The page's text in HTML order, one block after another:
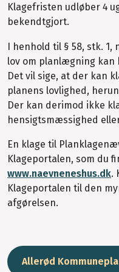
Klagefristen udløber 4
bekendtgjort.
I henhold til § 58, stk. 1,
lov om planlægning kan
Det vil sige, at der kan
planens lovlighed,
Der kan derimod ikke
hensigtsmæssighed
En klage til
Klageportalen, som du
www.naevneneshus.dk.
Klageportalen til den
afgørelsen.
Allerød